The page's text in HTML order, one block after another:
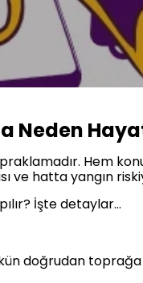
Neden
Hem
ve hatta yangın
İşte detaylar…
doğrudan